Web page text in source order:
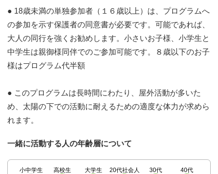
● 18歳未満の単独参加者（１６歳以上）は、プログラムへ
の参加を示す保護者の同意書が必要です。可能であれば、
大人の同行を強くお勧めします。小さいお子様、小学生と
中学生は親御様同伴でのご参加可能です。８歳以下のお子
様はプログラム代半額
● このプログラムは長時間にわたり、屋外活動が多いた
め、太陽の下での活動に耐えるための適度な体力が求めら
れます。
一緒に活動する人の年齢層について
小中学生 高校生 大学生 20代社会人 30代 40代